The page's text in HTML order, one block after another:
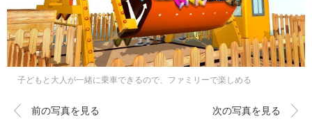
子どもと大人が一緒に乗車できるので、ファミリーで楽しめる
前の写真を見る 次の写真を見る